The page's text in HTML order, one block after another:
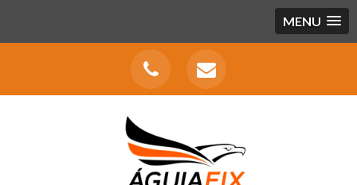
MENU